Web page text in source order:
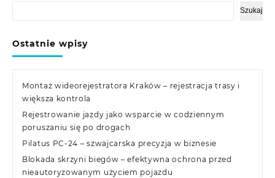
Szukaj
Ostatnie wpisy
Montaż wideorejestratora Kraków – rejestracja trasy i
większa kontrola
Rejestrowanie jazdy jako wsparcie w codziennym
poruszaniu się po drogach
Pilatus PC-24 – szwajcarska precyzja w biznesie
Blokada skrzyni biegów – efektywna ochrona przed
nieautoryzowanym użyciem pojazdu